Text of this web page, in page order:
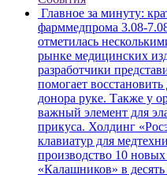
Главное за минуту:
фарммедпрома 3.08-
отметилась
рынке медицинских
разработчики
помогает
донора руке. Также у
важный элемент для
прикуса. Холдинг
клавиатур для
производство 10
«Калашников» в